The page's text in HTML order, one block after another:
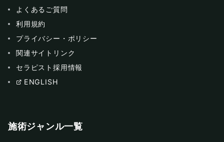
よくあるご質問
利用規約
プライバシー・ポリシー
関連サイトリンク
セラピスト採用情報
ENGLISH
施術ジャンル一覧